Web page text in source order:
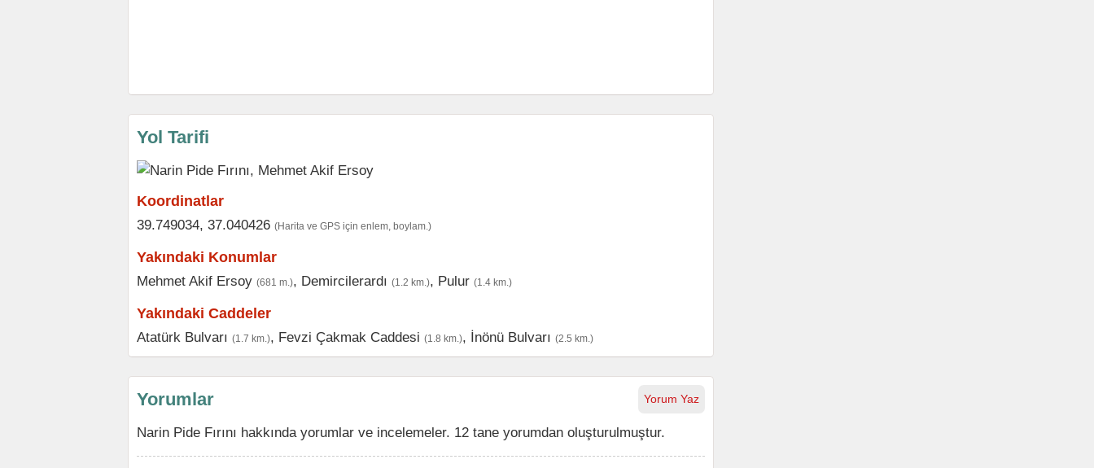
Yol Tarifi
Koordinatlar
39.749034, 37.040426 (Harita ve GPS için enlem, boylam.)
Yakındaki Konumlar
Mehmet Akif Ersoy (681 m.), Demircilerardı (1.2 km.), Pulur (1.4 km.)
Yakındaki Caddeler
Atatürk Bulvarı (1.7 km.), Fevzi Çakmak Caddesi (1.8 km.), İnönü Bulvarı (2.5 km.)
Yorum Yaz
Yorumlar
Narin Pide Fırını hakkında yorumlar ve incelemeler. 12 tane yorumdan oluşturulmuştur.